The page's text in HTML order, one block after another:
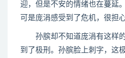
迎，但是不安的情绪也在蔓延
可是庞涓感受到了危机，很担
孙膑却不知道庞涓有这样的
到了极刑。孙膑脸上刺字，这